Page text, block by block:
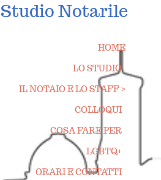
Studio Notarile
HOME
LO STUDIO
IL NOTAIO E LO STAFF >
COLLOQUI
COSA FARE PER
LGBTQ+
ORARI E CONTATTI